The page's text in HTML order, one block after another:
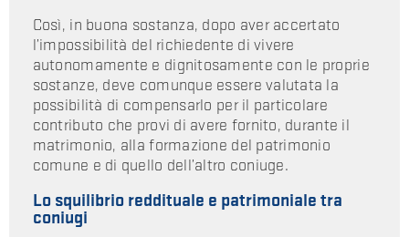
Così, in buona sostanza, dopo aver accertato
l’impossibilità del richiedente di vivere
autonomamente e dignitosamente con le proprie
sostanze, deve comunque essere valutata la
possibilità di compensarlo per il particolare
contributo che provi di avere fornito, durante il
matrimonio, alla formazione del patrimonio
comune e di quello dell’altro coniuge.
Lo squilibrio reddituale e patrimoniale tra
coniugi